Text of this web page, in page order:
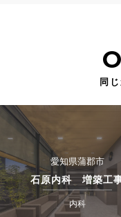
同
愛知県蒲郡市
石原内科 増築工
内科